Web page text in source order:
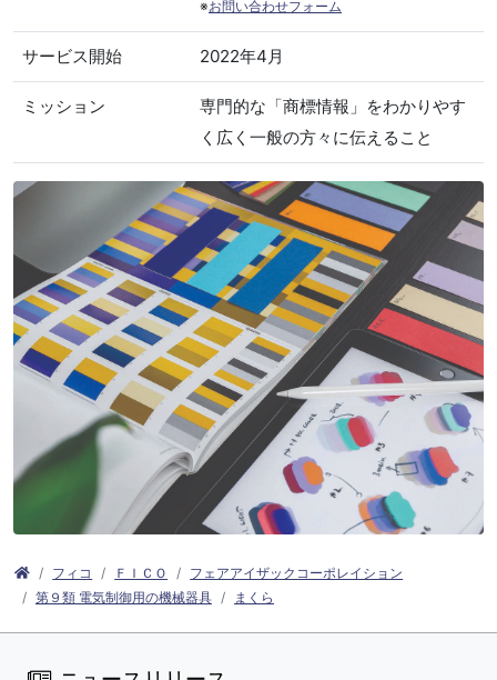
※お問い合わせフォーム
サービス開始 2022年4月
ミッション
専門的な「商標情報」をわかりやす
く広く一般の方々に伝えること
フィコ ＦＩＣＯ
フェアアイザックコーポレイション
第９類 電気制御用の機械器具
まくら